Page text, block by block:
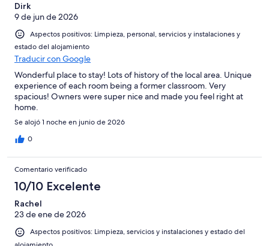
Dirk
9 de jun de 2026
Aspectos positivos: Limpieza, personal, servicios y instalaciones y
estado del alojamiento
Traducir con Google
Wonderful place to stay! Lots of history of the local area. Unique
experience of each room being a former classroom. Very
spacious! Owners were super nice and made you feel right at
home.
Se alojó 1 noche en junio de 2026
0
Comentario verificado
10/10 Excelente
Rachel
23 de ene de 2026
Aspectos positivos: Limpieza, servicios y instalaciones y estado del